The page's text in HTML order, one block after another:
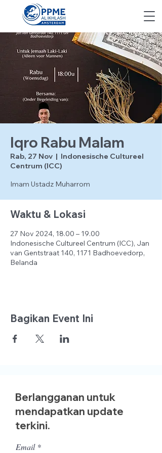
Iqro Rabu Malam
Rab, 27 Nov
  |
Indonesische Cultureel
Centrum (ICC)
Imam Ustadz Muharrom
Waktu & Lokasi
27 Nov 2024, 18.00 – 19.00
Indonesische Cultureel Centrum (ICC), Jan
van Gentstraat 140, 1171 Badhoevedorp,
Belanda
Bagikan Event Ini
Berlangganan untuk
mendapatkan update
terkini.
Email